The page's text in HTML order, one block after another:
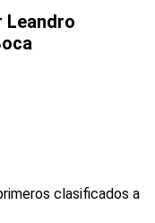
Leandro